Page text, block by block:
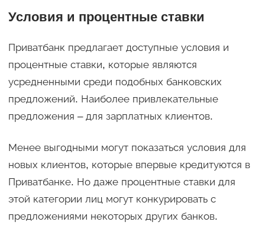
Условия и процентные ставки
Приватбанк предлагает доступные условия и
процентные ставки, которые являются
усредненными среди подобных банковских
предложений. Наиболее привлекательные
предложения – для зарплатных клиентов.
Менее выгодными могут показаться условия для
новых клиентов, которые впервые кредитуются в
Приватбанке. Но даже процентные ставки для
этой категории лиц могут конкурировать с
предложениями некоторых других банков.